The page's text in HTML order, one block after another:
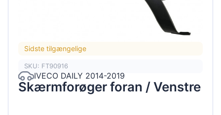
Sidste tilgængelige
SKU: FT90916
IVECO DAILY 2014-2019
Skærmforøger foran / Venstre